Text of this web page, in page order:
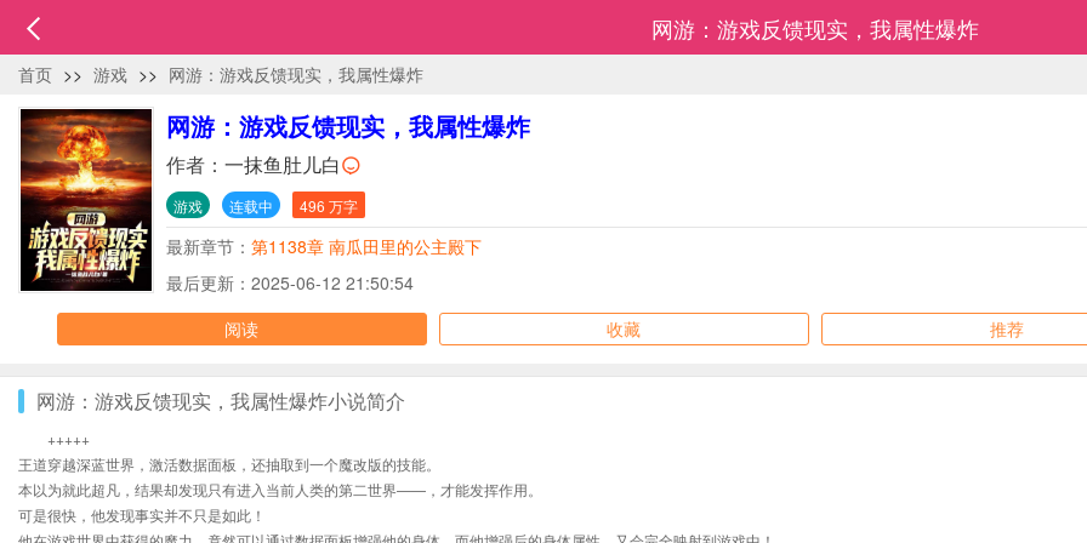
网游：游戏反馈现实，我属性爆炸
首页 >> 游戏 >> 网游：游戏反馈现实，我属性爆炸
网游：游戏反馈现实，我属性爆炸
作者： 一抹鱼肚儿白
游戏 连载中 496 万字
最新章节： 第1138章 南瓜田里的公主殿下
最后更新：2025-06-12 21:50:54
阅读
收藏 推荐
网游：游戏反馈现实，我属性爆炸小说简介
+++++
王道穿越深蓝世界，激活数据面板，还抽取到一个魔改版的技能。
本以为就此超凡，结果却发现只有进入当前人类的第二世界——，才能发挥作用。
可是很快，他发现事实并不只是如此！